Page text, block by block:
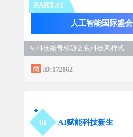
PART.01
人工智能国际盛会
AI科技编号标题蓝色科技风样式
ID:172862
01 AI赋能科技新生